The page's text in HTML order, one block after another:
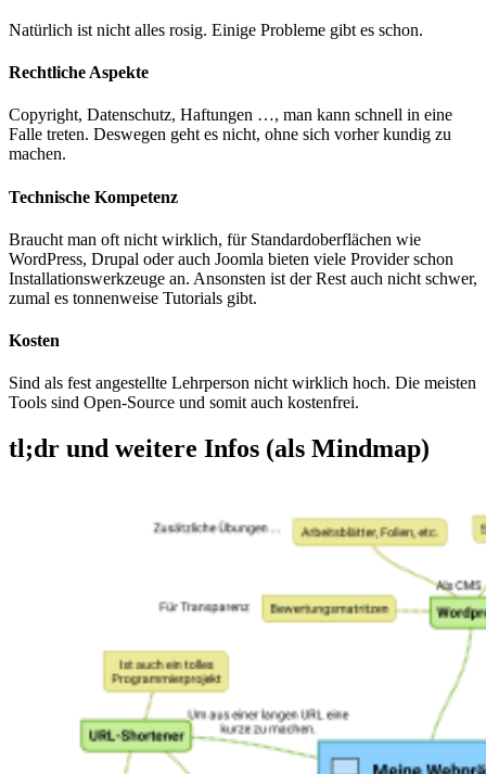
Natürlich ist nicht alles rosig. Einige Probleme gibt es schon.
Rechtliche Aspekte
Copyright, Datenschutz, Haftungen …, man kann schnell in eine
Falle treten. Deswegen geht es nicht, ohne sich vorher kundig zu
machen.
Technische Kompetenz
Braucht man oft nicht wirklich, für Standardoberflächen wie
WordPress, Drupal oder auch Joomla bieten viele Provider schon
Installationswerkzeuge an. Ansonsten ist der Rest auch nicht schwer,
zumal es tonnenweise Tutorials gibt.
Kosten
Sind als fest angestellte Lehrperson nicht wirklich hoch. Die meisten
Tools sind Open-Source und somit auch kostenfrei.
tl;dr und weitere Infos (als Mindmap)